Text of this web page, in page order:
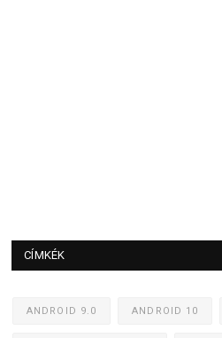
CÍMKÉK
ANDROID 9.0 ANDROID 10